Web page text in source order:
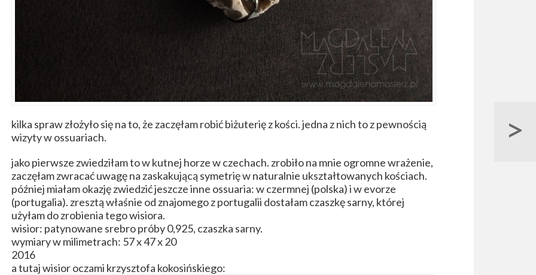
kilka spraw złożyło się na to, że zaczęłam robić biżuterię z kości. jedna z nich to z pewnością
wizyty w ossuariach.
jako pierwsze zwiedziłam to w kutnej horze w czechach. zrobiło na mnie ogromne wrażenie,
zaczęłam zwracać uwagę na zaskakującą symetrię w naturalnie ukształtowanych kościach.
później miałam okazję zwiedzić jeszcze inne ossuaria: w czermnej (polska) i w evorze
(portugalia). zresztą właśnie od znajomego z portugalii dostałam czaszkę sarny, której
użyłam do zrobienia tego wisiora.
wisior: patynowane srebro próby 0,925, czaszka sarny.
wymiary w milimetrach: 57 x 47 x 20
2016
a tutaj wisior oczami krzysztofa kokosińskiego:
>